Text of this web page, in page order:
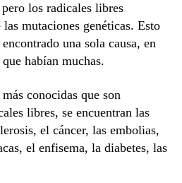
los radicales libres
mutaciones genéticas. Esto
una sola causa, en
habían muchas.
conocidas que son
libres, se encuentran las
el cáncer, las embolias,
el enfisema, la diabetes, las